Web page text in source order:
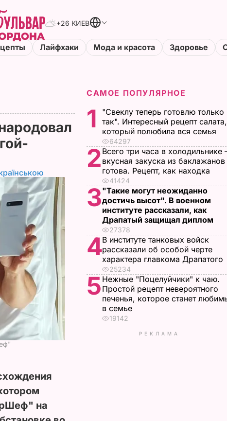
+26 КИЕВ
Лайфхаки Мода и красота Здоровье
на
САМОЕ ПОПУЛЯРНОЕ
1
"Свеклу теперь готовлю только
так". Интересный рецепт салата,
который полюбила вся семья
64297
2 Всего три часа в холодильнике
вкусная закуска из баклажанов
готова. Рецепт, как находка
41424
3"Такие могут неожиданно
достичь высот". В военном
институте рассказали, как
Драпатый защищал диплом
27378
4В институте танковых войск
рассказали об особой черте
характера главкома Драпатого
25234
5 Нежные "Поцелуйчики" к чаю.
Простой рецепт невероятного
печенья, которое станет
в семье
19142
РЕКЛАМА